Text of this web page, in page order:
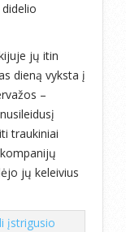
jų itin
dieną vyksta į
–
traukiniai
jų keleivius